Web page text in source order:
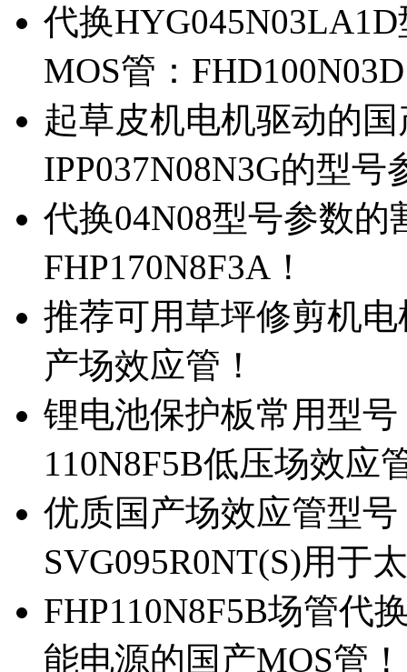
代换
MOS管：
起草皮机电机驱动的
IPP037N08N3G的型号
代换04N08型号参数
FHP170N8F3A！
推荐可用草坪修剪机电
产场效应管！
锂电池保护板常用型号
110N8F5B低压场效应
优质国产场效应管型
SVG095R0NT(S)用于
FHP110N8F5B场管代
能电源的国产MOS管！